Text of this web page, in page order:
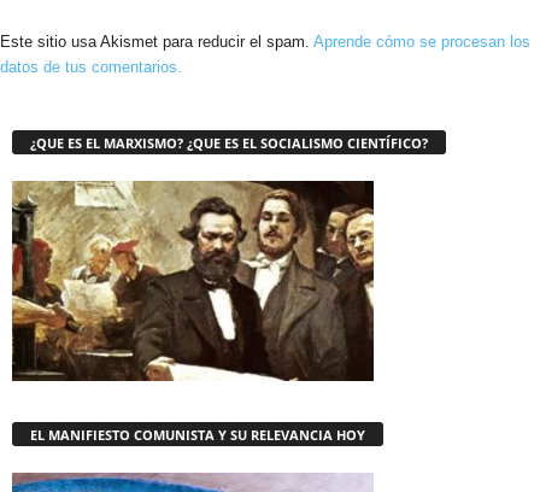
Este sitio usa Akismet para reducir el spam. Aprende cómo se procesan los
datos de tus comentarios.
¿QUE ES EL MARXISMO? ¿QUE ES EL SOCIALISMO CIENTÍFICO?
EL MANIFIESTO COMUNISTA Y SU RELEVANCIA HOY